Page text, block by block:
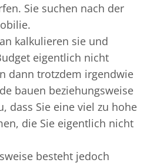
Sie suchen nach der
kalkulieren sie und
eigentlich nicht
dann trotzdem irgendwie
bauen beziehungsweise
dass Sie eine viel zu hohe
die Sie eigentlich nicht
besteht jedoch